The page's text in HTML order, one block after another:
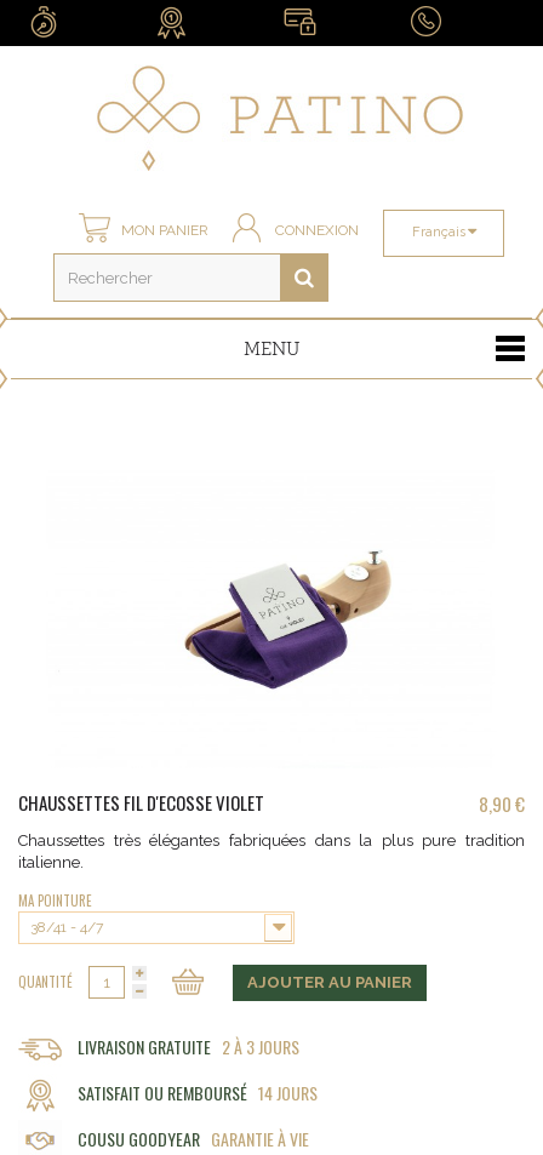
Français
CONNEXION
MON PANIER
MENU
CHAUSSETTES FIL D'ECOSSE VIOLET 8,90 €
Chaussettes très élégantes fabriquées dans la plus pure tradition
italienne.
MA POINTURE
38/41 - 4/7
QUANTITÉ AJOUTER AU PANIER
LIVRAISON GRATUITE 2 À 3 JOURS
SATISFAIT OU REMBOURSÉ 14 JOURS
COUSU GOODYEAR GARANTIE À VIE